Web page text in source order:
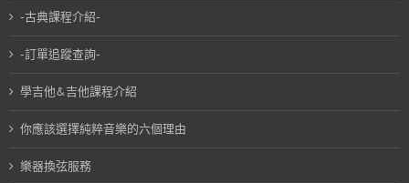
-古典課程介紹-
-訂單追蹤查詢-
學吉他&吉他課程介紹
你應該選擇純粹音樂的六個理由
樂器換弦服務